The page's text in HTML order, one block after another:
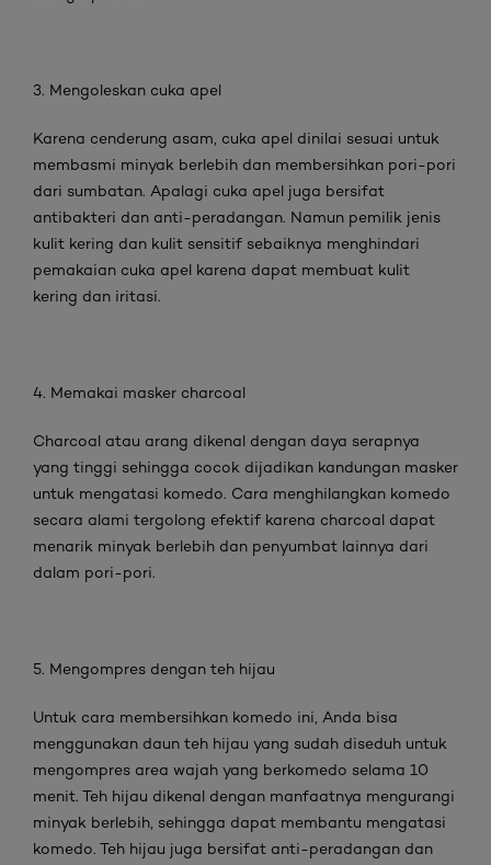
3. Mengoleskan cuka apel
Karena cenderung asam, cuka apel dinilai sesuai untuk
membasmi minyak berlebih dan membersihkan pori-pori
dari sumbatan. Apalagi cuka apel juga bersifat
antibakteri dan anti-peradangan. Namun pemilik jenis
kulit kering dan kulit sensitif sebaiknya menghindari
pemakaian cuka apel karena dapat membuat kulit
kering dan iritasi.
4. Memakai masker charcoal
Charcoal atau arang dikenal dengan daya serapnya
yang tinggi sehingga cocok dijadikan kandungan masker
untuk mengatasi komedo. Cara menghilangkan komedo
secara alami tergolong efektif karena charcoal dapat
menarik minyak berlebih dan penyumbat lainnya dari
dalam pori-pori.
5. Mengompres dengan teh hijau
Untuk cara membersihkan komedo ini, Anda bisa
menggunakan daun teh hijau yang sudah diseduh untuk
mengompres area wajah yang berkomedo selama 10
menit. Teh hijau dikenal dengan manfaatnya mengurangi
minyak berlebih, sehingga dapat membantu mengatasi
komedo. Teh hijau juga bersifat anti-peradangan dan